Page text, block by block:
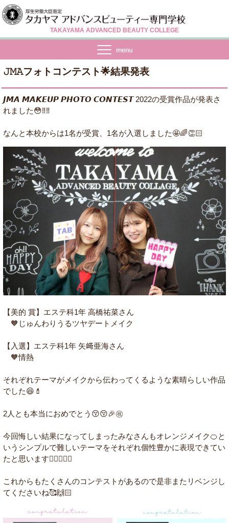
TAKAYAMA ADVANCED BEAUTY COLLEGE
𝙹𝙼𝙰フォトコンテスト🌟結果発表
𝙅𝙈𝘼 𝙈𝘼𝙆𝙀𝙐𝙋 𝙋𝙃𝙊𝙏𝙊 𝘾𝙊𝙉𝙏𝙀𝙎𝙏 2022の受賞作品が発表さ
れました😳‼️‼️
なんと本校からは1名が受賞、1名が入選しました🤩🌈👏🏻
【美的 賞】エステ科1年 高橋祐菜さん
🧡じゅんわりうるツヤデートメイク
【入選】エステ科1年 矢﨑亜海さん
🧡情熱
それぞれテーマがメイクから伝わってくるような素晴らしい作品
でした😆💄
2人とも本当におめでとう😚😚🎉㊗️
今回悔しい結果になってしまったみなさんもオレンジメイク🍊と
いうシンプルで難しいテーマをそれぞれ個性豊かに表現できてい
たと思います🙆🏻‍♀️✨✨
これからもたくさんのコンテストがあるので是非またリベンジし
てくださいね🥰🙌🏻